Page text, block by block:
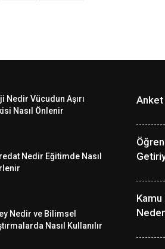
Nedir Vücudun Aşırı
Nasıl Önlenir
Nedir Eğitimde Nasıl
Nedir ve Bilimsel
Nasıl Kullanılır
Anket